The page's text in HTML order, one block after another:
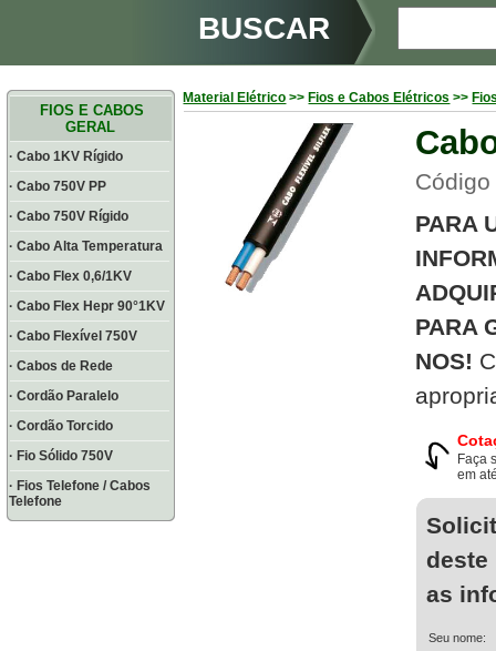
BUSCAR
FIOS E CABOS
GERAL
· Cabo 1KV Rígido
· Cabo 750V PP
· Cabo 750V Rígido
· Cabo Alta Temperatura
· Cabo Flex 0,6/1KV
· Cabo Flex Hepr 90°1KV
· Cabo Flexível 750V
· Cabos de Rede
· Cordão Paralelo
· Cordão Torcido
· Fio Sólido 750V
· Fios Telefone / Cabos
Telefone
Material Elétrico >> Fios e Cabos Elétricos >>
PARA
PARA
NOS!
Faça
em
deste
as
Seu nome: